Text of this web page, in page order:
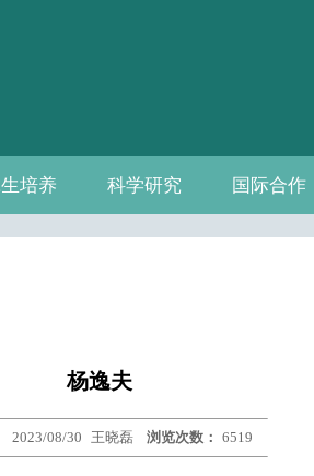
培养
通知
方案
下载
科学研究
科研通知
科研新闻
学术活动
国际合作
国际交流
合作机构
联系我们
杨逸夫
2023/08/30 王晓磊 浏览次数： 6519